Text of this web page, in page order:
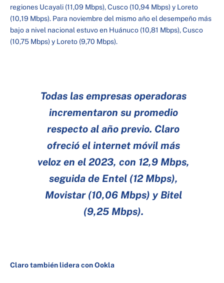
regiones Ucayali (11,09 Mbps), Cusco (10,94 Mbps) y Loreto
(10,19 Mbps). Para noviembre del mismo año el desempeño más
bajo a nivel nacional estuvo en Huánuco (10,81 Mbps), Cusco
(10,75 Mbps) y Loreto (9,70 Mbps).
Todas las empresas operadoras
incrementaron su promedio
respecto al año previo. Claro
ofreció el internet móvil más
veloz en el 2023, con 12,9 Mbps,
seguida de Entel (12 Mbps),
Movistar (10,06 Mbps) y Bitel
(9,25 Mbps).
Claro también lidera con Ookla